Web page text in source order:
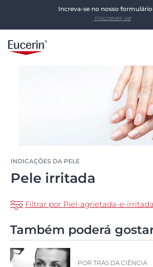
Increva-se no nosso
Inscrever-se
INDICAÇÕES DA PELE
Pele irritada
Filtrar por Piel-agrietada-e-irritada
Também poderá
POR TRÁS DA CIÊNCIA